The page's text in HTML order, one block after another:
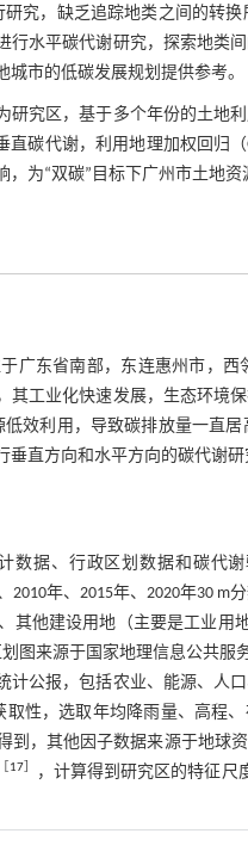
究，缺乏追踪地类之间的转
行水平碳代谢研究，探索地类
市的低碳发展规划提供参考。
研究区，基于多个年份的土地
碳代谢，利用地理加权回归
为“双碳”目标下广州市土地资
位于广东省南部，东连惠州市
其工业化快速发展，生态环境
低效利用，导致碳排放量一直
直方向和水平方向的碳代谢研
数据、行政区划数据和碳代
2010年、2015年、2020年30
其他建设用地（主要是工业
图来源于国家地理信息公共
计公报，包括农业、能源、
性，选取年均降雨量、高程
，其他因子数据来源于地球
17］
，计算得到研究区的特征尺